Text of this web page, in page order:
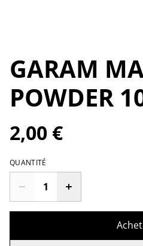
GARAM
POWDER
2,00 €
QUANTITÉ